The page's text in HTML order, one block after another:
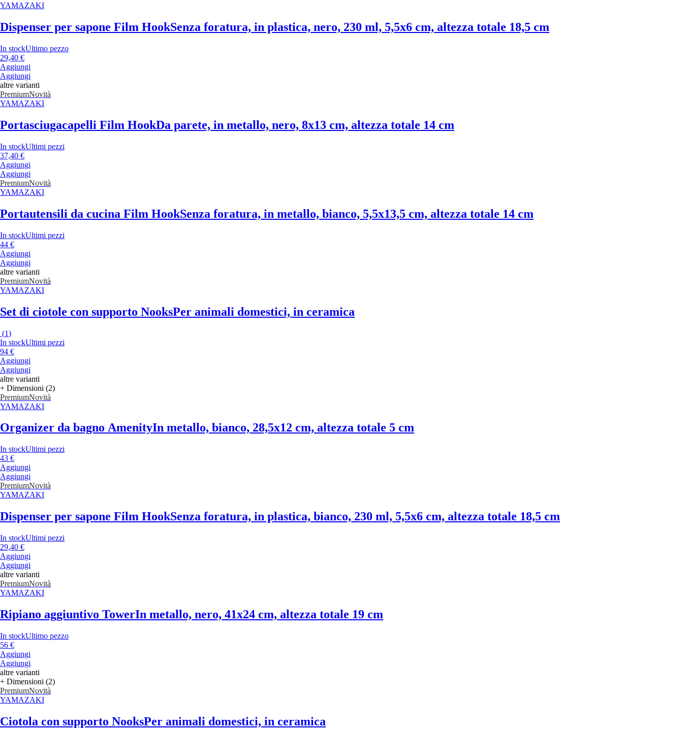
YAMAZAKI
Dispenser per sapone Film HookSenza foratura, in plastica, nero, 230 ml, 5,5x6 cm, altezza totale 18,5 cm
In stockUltimo pezzo
29,40 €
Aggiungi
Aggiungi
altre varianti
PremiumNovità
YAMAZAKI
Portasciugacapelli Film HookDa parete, in metallo, nero, 8x13 cm, altezza totale 14 cm
In stockUltimi pezzi
37,40 €
Aggiungi
Aggiungi
PremiumNovità
YAMAZAKI
Portautensili da cucina Film HookSenza foratura, in metallo, bianco, 5,5x13,5 cm, altezza totale 14 cm
In stockUltimi pezzi
44 €
Aggiungi
Aggiungi
altre varianti
PremiumNovità
YAMAZAKI
Set di ciotole con supporto NooksPer animali domestici, in ceramica
(1)
In stockUltimi pezzi
94 €
Aggiungi
Aggiungi
altre varianti
+ Dimensioni (2)
PremiumNovità
YAMAZAKI
Organizer da bagno AmenityIn metallo, bianco, 28,5x12 cm, altezza totale 5 cm
In stockUltimi pezzi
43 €
Aggiungi
Aggiungi
PremiumNovità
YAMAZAKI
Dispenser per sapone Film HookSenza foratura, in plastica, bianco, 230 ml, 5,5x6 cm, altezza totale 18,5 cm
In stockUltimi pezzi
29,40 €
Aggiungi
Aggiungi
altre varianti
PremiumNovità
YAMAZAKI
Ripiano aggiuntivo TowerIn metallo, nero, 41x24 cm, altezza totale 19 cm
In stockUltimo pezzo
56 €
Aggiungi
Aggiungi
altre varianti
+ Dimensioni (2)
PremiumNovità
YAMAZAKI
Ciotola con supporto NooksPer animali domestici, in ceramica